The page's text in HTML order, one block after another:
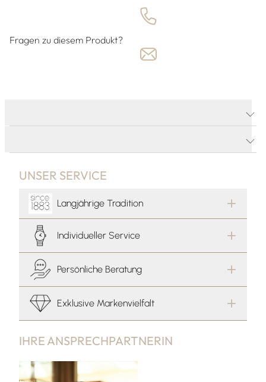
Fragen zu diesem Produkt?
IHRE ANSPRECHPARTNERIN
UNSER SERVICE
Langjährige Tradition
Individueller Service
Persönliche Beratung
Exklusive Markenvielfalt